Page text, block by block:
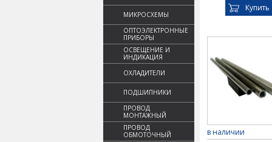
МИКРОСХЕМЫ
ОПТОЭЛЕКТРОННЫЕ
ПРИБОРЫ
ОСВЕЩЕНИЕ И
ИНДИКАЦИЯ
ОХЛАДИТЕЛИ
ПОДШИПНИКИ
ПРОВОД
МОНТАЖНЫЙ
ПРОВОД
ОБМОТОЧНЫЙ
Купить
в наличии